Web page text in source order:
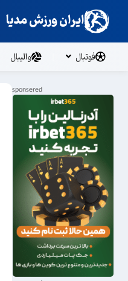
ایران ورزش مدیا
فوتبال والیبال